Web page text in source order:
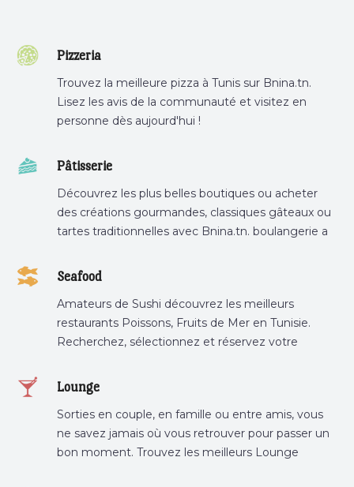
Pizzeria
Trouvez la meilleure pizza à Tunis sur Bnina.tn.
Lisez les avis de la communauté et visitez en
personne dès aujourd'hui !
Pâtisserie
Découvrez les plus belles boutiques ou acheter
des créations gourmandes, classiques gâteaux ou
tartes traditionnelles avec Bnina.tn. boulangerie a
tunis, pâtisserie sousse .
Seafood
Amateurs de Sushi découvrez les meilleurs
restaurants Poissons, Fruits de Mer en Tunisie.
Recherchez, sélectionnez et réservez votre
Lounge
Sorties en couple, en famille ou entre amis, vous
ne savez jamais où vous retrouver pour passer un
bon moment. Trouvez les meilleurs Lounge